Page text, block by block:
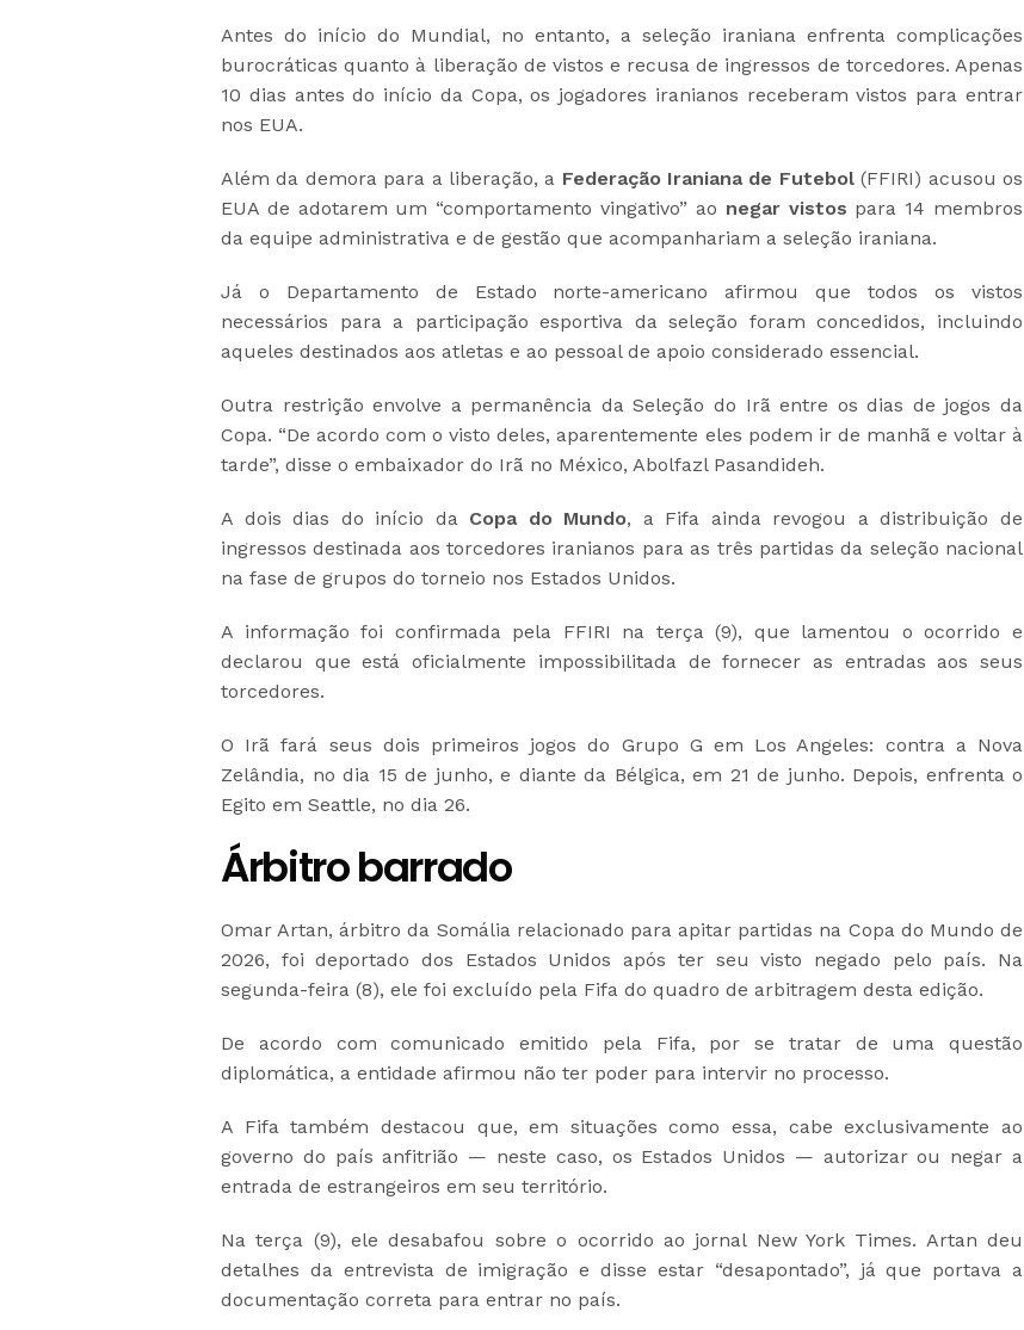
Antes do início do Mundial, no entanto, a seleção iraniana enfrenta complicações
burocráticas quanto à liberação de vistos e recusa de ingressos de torcedores. Apenas
10 dias antes do início da Copa, os jogadores iranianos receberam vistos para entrar
nos EUA.
Além da demora para a liberação, a Federação Iraniana de Futebol(FFIRI) acusou os
EUA de adotarem um “comportamento vingativo” ao negar vistos para 14 membros
da equipe administrativa e de gestão que acompanhariam a seleção iraniana.
Já o Departamento de Estado norte-americano afirmou que todos os vistos
necessários para a participação esportiva da seleção foram concedidos, incluindo
aqueles destinados aos atletas e ao pessoal de apoio considerado essencial.
Outra restrição envolve a permanência da Seleção do Irã entre os dias de jogos da
Copa. “De acordo com o visto deles, aparentemente eles podem ir de manhã e voltar à
tarde”, disse o embaixador do Irã no México, Abolfazl Pasandideh.
A dois dias do início da Copa do Mundo, a Fifa ainda revogou a distribuição de
ingressos destinada aos torcedores iranianos para as três partidas da seleção nacional
na fase de grupos do torneio nos Estados Unidos.
A informação foi confirmada pela FFIRI na terça (9), que lamentou o ocorrido e
declarou que está oficialmente impossibilitada de fornecer as entradas aos seus
torcedores.
O Irã fará seus dois primeiros jogos do Grupo G em Los Angeles: contra a Nova
Zelândia, no dia 15 de junho, e diante da Bélgica, em 21 de junho. Depois, enfrenta o
Egito em Seattle, no dia 26.
Árbitro barrado
Omar Artan, árbitro da Somália relacionado para apitar partidas na Copa do Mundo de
2026, foi deportado dos Estados Unidos após ter seu visto negado pelo país. Na
segunda-feira (8), ele foi excluído pela Fifa do quadro de arbitragem desta edição.
De acordo com comunicado emitido pela Fifa, por se tratar de uma questão
diplomática, a entidade afirmou não ter poder para intervir no processo.
A Fifa também destacou que, em situações como essa, cabe exclusivamente ao
governo do país anfitrião — neste caso, os Estados Unidos — autorizar ou negar a
entrada de estrangeiros em seu território.
Na terça (9), ele desabafou sobre o ocorrido ao jornal New York Times. Artan deu
detalhes da entrevista de imigração e disse estar “desapontado”, já que portava a
documentação correta para entrar no país.